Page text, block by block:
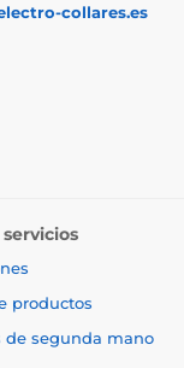
collares.es
productos
de segunda mano